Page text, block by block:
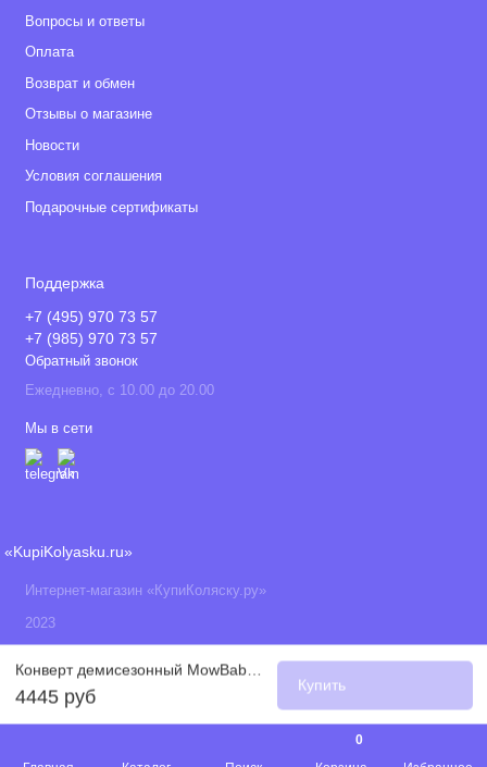
0
Конверт демисезонный MowBaby Vinnie (размер 62 / 0-3 мес), Green (Зеленый)
4445 руб
Купить
Вопросы и ответы
Оплата
Возврат и обмен
Отзывы о магазине
Новости
Условия соглашения
Подарочные сертификаты
Поддержка
+7 (495) 970 73 57
+7 (985) 970 73 57
Обратный звонок
Ежедневно, с 10.00 до 20.00
Мы в сети
«KupiKolyasku.ru»
Интернет-магазин «КупиКоляску.ру»
2023